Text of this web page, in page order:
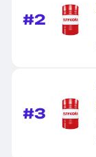
#2
#3